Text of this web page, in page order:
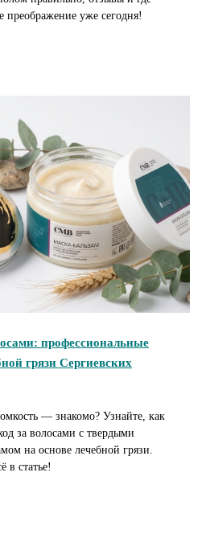
преображение уже сегодня!
профессиональные
грязи Сергиевских
— знакомо? Узнайте, как
за волосами с твердыми
на основе лечебной грязи.
в статье!